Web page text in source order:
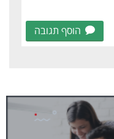
הוסף תגובה